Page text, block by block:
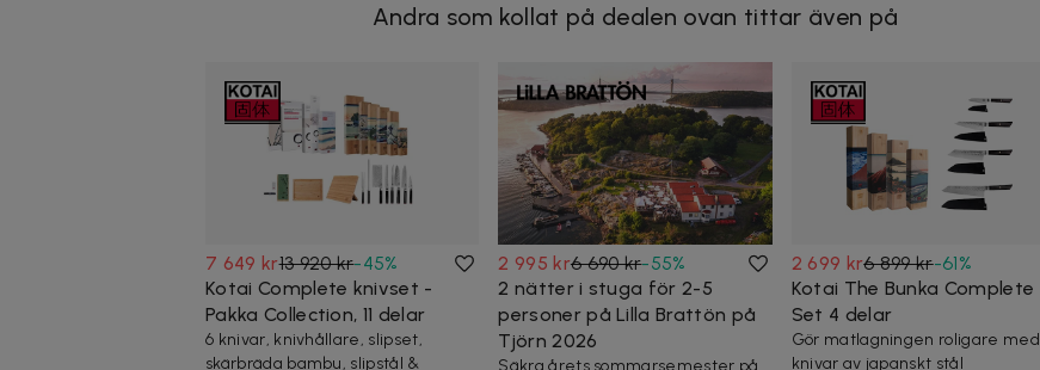
Andra som kollat på dealen ovan tittar även på
7 649 kr13 920 kr-45%
Kotai Complete knivset -
Pakka Collection, 11 delar
6 knivar, knivhållare, slipset,
skärbräda bambu, slipstål &
2 995 kr6 690 kr-55%
2 nätter i stuga för 2-5
personer på Lilla Brattön på
Tjörn 2026
Säkra årets sommarsemester på
2 699 kr6 899 kr-61%
Kotai The Bunka Complete
Set 4 delar
Gör matlagningen roligare med
knivar av japanskt stål